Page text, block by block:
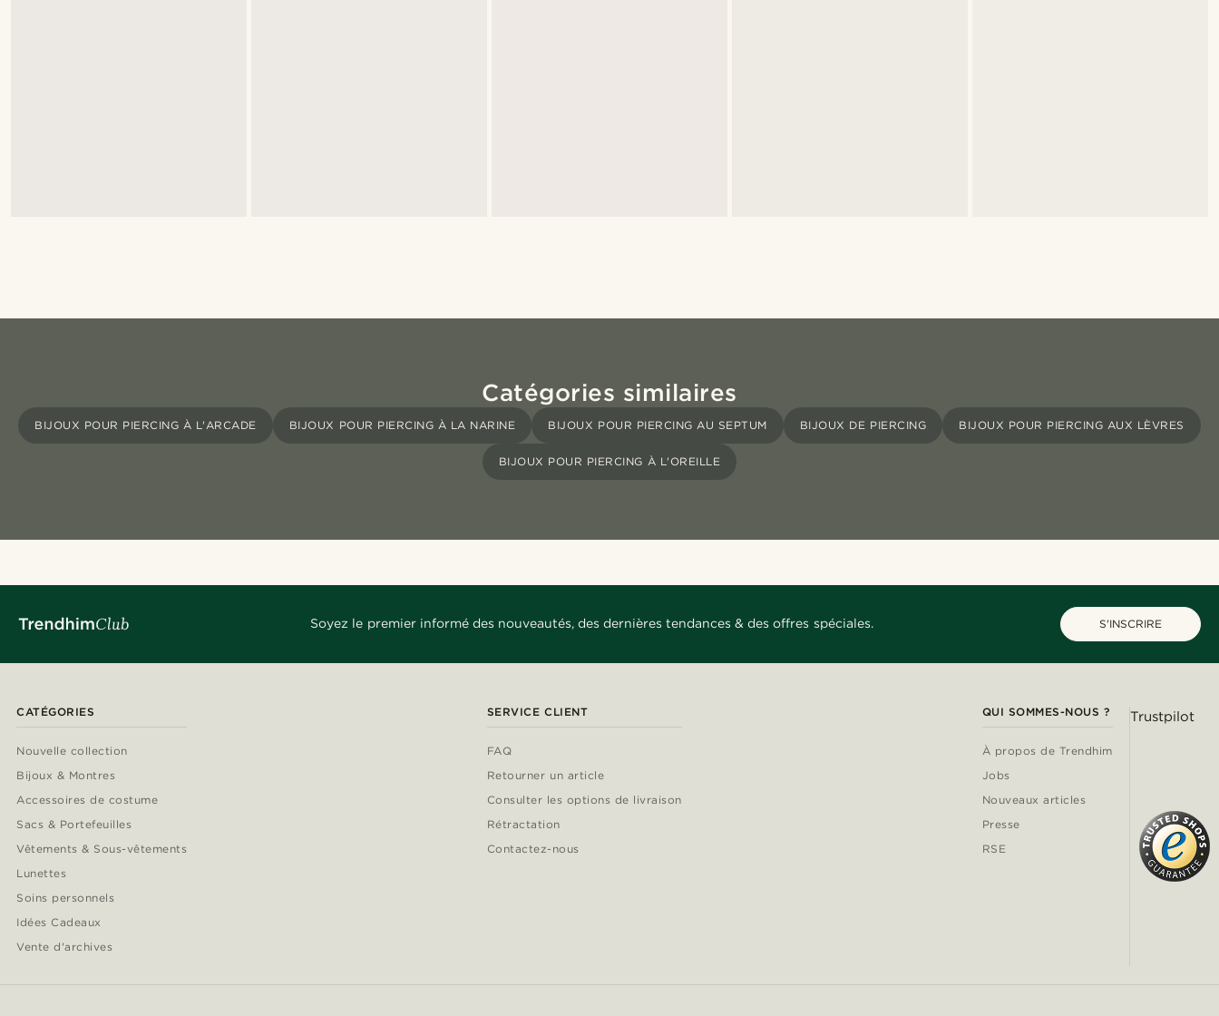
Catégories similaires
BIJOUX POUR PIERCING À L'ARCADE BIJOUX POUR PIERCING À LA NARINE BIJOUX POUR PIERCING AU SEPTUM BIJOUX DE PIERCING BIJOUX POUR PIERCING AUX LÈVRES
BIJOUX POUR PIERCING À L'OREILLE
Soyez le premier informé des nouveautés, des dernières tendances & des offres spéciales. S'INSCRIRE
CATÉGORIES
Nouvelle collection
Bijoux & Montres
Accessoires de costume
Sacs & Portefeuilles
Vêtements & Sous-vêtements
Lunettes
Soins personnels
Idées Cadeaux
Vente d'archives
SERVICE CLIENT
FAQ
Retourner un article
Consulter les options de livraison
Rétractation
Contactez-nous
QUI SOMMES-NOUS ?
À propos de Trendhim
Jobs
Nouveaux articles
Presse
RSE
Trustpilot